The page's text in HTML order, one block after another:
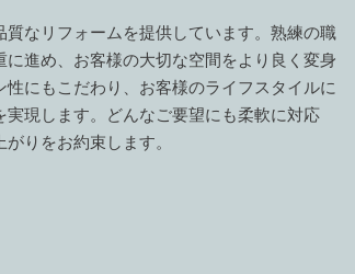
なリフォームを提供しています。熟練の職
に進め、お客様の大切な空間をより良く変身
にもこだわり、お客様のライフスタイルに
現します。どんなご要望にも柔軟に対応
りをお約束します。